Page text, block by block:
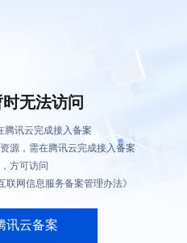
时无法访问
腾讯云完成接入备案
源，需在腾讯云完成接入备案
方可访问
联网信息服务备案管理办法》
讯云备案